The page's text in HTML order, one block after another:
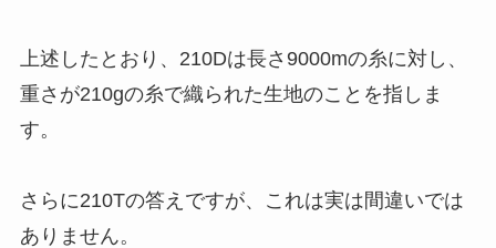
上述したとおり、210Dは長さ9000mの糸に対し、
重さが210gの糸で織られた生地のことを指しま
す。
さらに210Tの答えですが、これは実は間違いでは
ありません。